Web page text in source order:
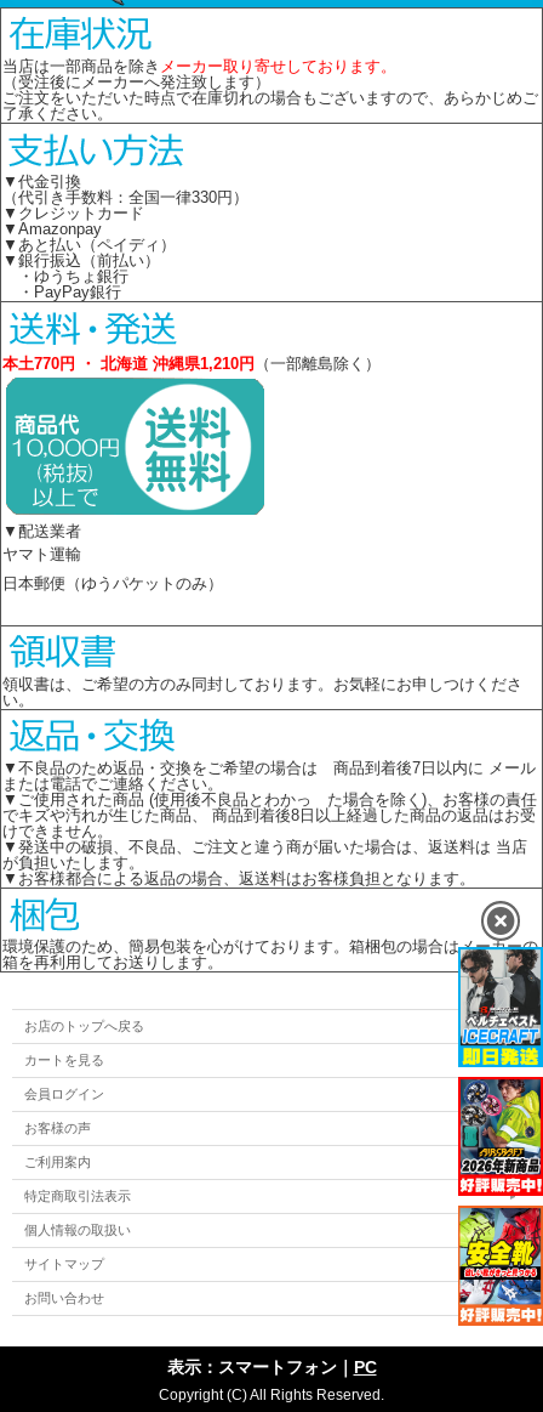
当店は一部商品を除き メーカー取り寄せしております。
（受注後にメーカーへ発注致します）
ご注文をいただいた時点で在庫切れの場合もございますので、あらかじめご
了承ください。
▼代金引換
（代引き手数料：全国一律330円）
▼クレジットカード
▼Amazonpay
▼あと払い（ペイディ）
▼銀行振込（前払い）
・ゆうちょ銀行
・PayPay銀行
本土770円 ・ 北海道 沖縄県1,210円 （一部離島除く）
▼配送業者
ヤマト運輸
日本郵便（ゆうパケットのみ）
領収書は、ご希望の方のみ同封しております。お気軽にお申しつけくださ
い。
▼不良品のため返品・交換をご希望の場合は 商品到着後7日以内に メール
または電話でご連絡ください。
▼ご使用された商品 (使用後不良品とわかっ た場合を除く)、お客様の責任
でキズや汚れが生じた商品、 商品到着後8日以上経過した商品の返品はお受
けできません。
▼発送中の破損、不良品、ご注文と違う商が届いた場合は、返送料は 当店
が負担いたします。
▼お客様都合による返品の場合、返送料はお客様負担となります。
環境保護のため、簡易包装を心がけております。箱梱包の場合はメーカーの
箱を再利用してお送りします。
お店のトップへ戻る
カートを見る
会員ログイン
お客様の声
ご利用案内
特定商取引法表示
個人情報の取扱い
サイトマップ
お問い合わせ
表示：スマートフォン｜ PC
Copyright (C) All Rights Reserved.